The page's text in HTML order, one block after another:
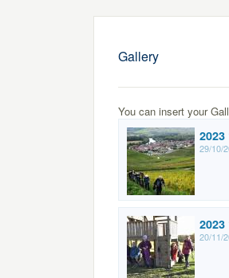
Gallery
You can insert your
29/10/
20/11/